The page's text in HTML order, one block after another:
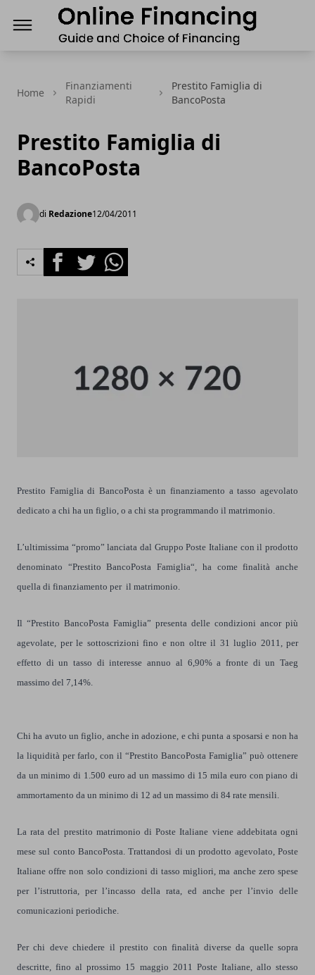
Home
Finanziamenti
Rapidi
Prestito Famiglia di
BancoPosta
Prestito Famiglia di
BancoPosta
di Redazione12/04/2011
FacebookTwitterWhatsapp
Prestito Famiglia di BancoPosta è un finanziamento a tasso agevolato
dedicato a chi ha un figlio, o a chi sta programmando il matrimonio.
L’ultimissima “promo” lanciata dal Gruppo Poste Italiane con il prodotto
denominato “Prestito BancoPosta Famiglia“, ha come finalità anche
quella di finanziamento per il matrimonio
Il “Prestito BancoPosta Famiglia” presenta delle condizioni ancor più
agevolate, per le sottoscrizioni fino e non oltre il 31 luglio 2011, per
effetto di un tasso di interesse annuo al 6,90% a fronte di un Taeg
massimo del 7,14%.
Chi ha avuto un figlio, anche in adozione, e chi punta a sposarsi e non ha
la liquidità per farlo, con il “Prestito BancoPosta Famiglia” può ottenere
da un minimo di 1.500 euro ad un massimo di 15 mila euro con piano di
ammortamento da un minimo di 12 ad un massimo di 84 rate mensili.
La rata del prestito matrimonio di Poste Italiane viene addebitata ogni
mese sul conto BancoPosta. Trattandosi di un prodotto agevolato, Poste
Italiane offre non solo condizioni di tasso migliori, ma anche zero spese
per l’istruttoria, per l’incasso della rata, ed anche per l’invio delle
comunicazioni periodiche.
Per chi deve chiedere il prestito con finalità diverse da quelle sopra
descritte, fino al prossimo 15 maggio 2011 Poste Italiane, allo stesso